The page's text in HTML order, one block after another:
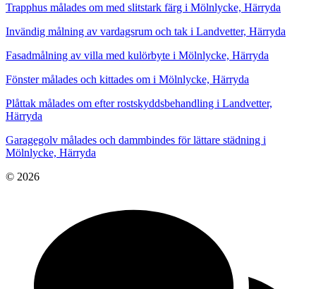
Trapphus målades om med slitstark färg i Mölnlycke, Härryda
Invändig målning av vardagsrum och tak i Landvetter, Härryda
Fasadmålning av villa med kulörbyte i Mölnlycke, Härryda
Fönster målades och kittades om i Mölnlycke, Härryda
Plåttak målades om efter rostskyddsbehandling i Landvetter,
Härryda
Garagegolv målades och dammbindes för lättare städning i
Mölnlycke, Härryda
© 2026